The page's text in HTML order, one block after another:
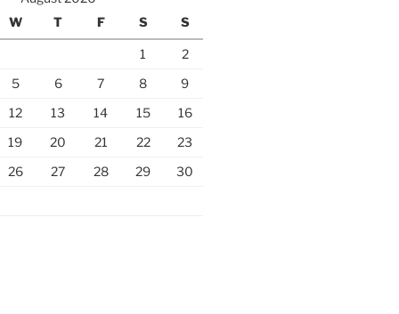
W T F S S
1
2
5 6 7 8
9
12 13 14 15
16
19 20 21 22
23
26 27 28 29
30